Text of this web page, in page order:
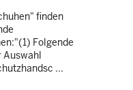
finden
Folgende
Auswahl
...